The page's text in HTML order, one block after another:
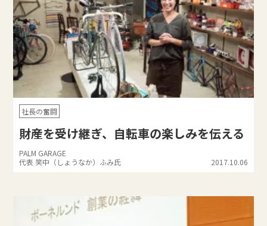
社長の奮闘
財産を受け継ぎ、自転車の楽しみを伝える
PALM GARAGE
代表 笑中（しょうなか）ふみ氏
2017.10.06